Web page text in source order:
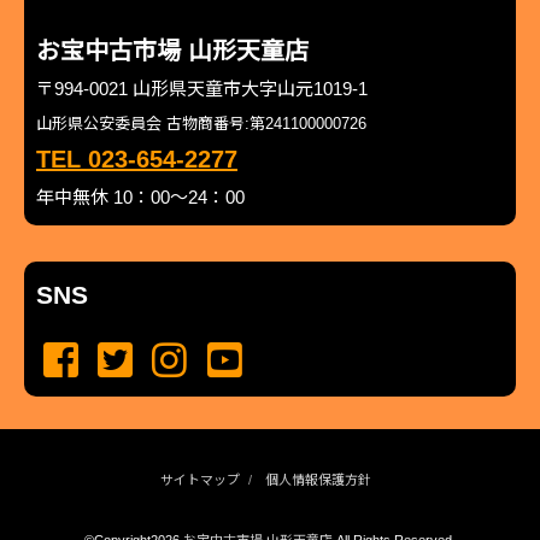
お宝中古市場 山形天童店
〒994-0021 山形県天童市大字山元1019-1
山形県公安委員会 古物商番号:第241100000726
TEL 023-654-2277
年中無休 10：00～24：00
SNS
サイトマップ 個人情報保護方針